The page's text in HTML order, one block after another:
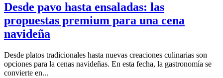
Desde pavo hasta ensaladas: las
propuestas premium para una cena
navideña
Desde platos tradicionales hasta nuevas creaciones culinarias son
opciones para la cenas navideñas. En esta fecha, la gastronomía se
convierte en...